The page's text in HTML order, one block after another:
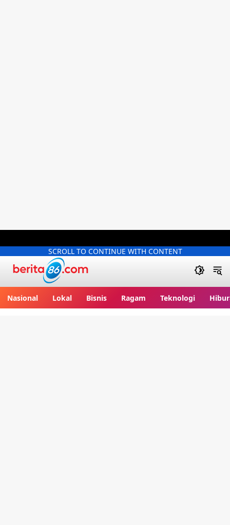
SCROLL TO CONTINUE WITH CONTENT
Nasional Lokal Bisnis Ragam Teknologi